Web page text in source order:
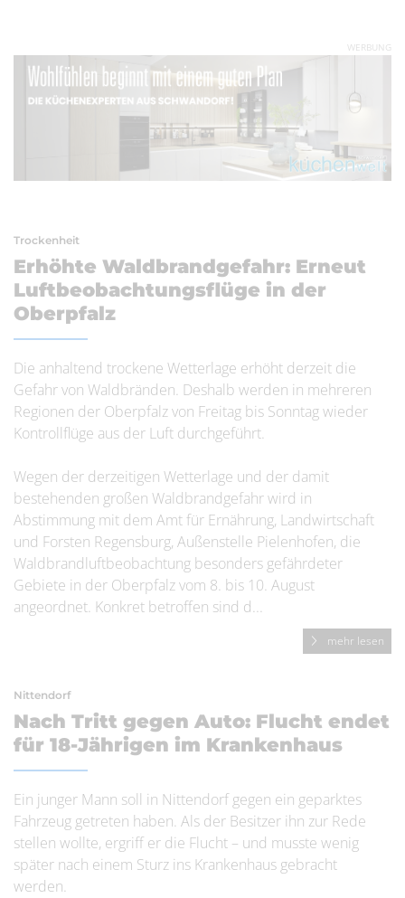
WERBUNG
Trockenheit
Erhöhte Waldbrandgefahr: Erneut
Luftbeobachtungsflüge in der
Oberpfalz
Die anhaltend trockene Wetterlage erhöht derzeit die
Gefahr von Waldbränden. Deshalb werden in mehreren
Regionen der Oberpfalz von Freitag bis Sonntag wieder
Kontrollflüge aus der Luft durchgeführt.
Wegen der derzeitigen Wetterlage und der damit
bestehenden großen Waldbrandgefahr wird in
Abstimmung mit dem Amt für Ernährung, Landwirtschaft
und Forsten Regensburg, Außenstelle Pielenhofen, die
Waldbrandluftbeobachtung besonders gefährdeter
Gebiete in der Oberpfalz vom 8. bis 10. August
angeordnet. Konkret betroffen sind d...
mehr lesen
Nittendorf
Nach Tritt gegen Auto: Flucht endet
für 18-Jährigen im Krankenhaus
Ein junger Mann soll in Nittendorf gegen ein geparktes
Fahrzeug getreten haben. Als der Besitzer ihn zur Rede
stellen wollte, ergriff er die Flucht – und musste wenig
später nach einem Sturz ins Krankenhaus gebracht
werden.